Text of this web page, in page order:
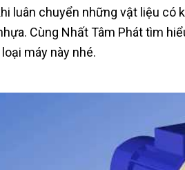
luân chuyển những vật liệu có
Cùng Nhất Tâm Phát tìm
máy này nhé.